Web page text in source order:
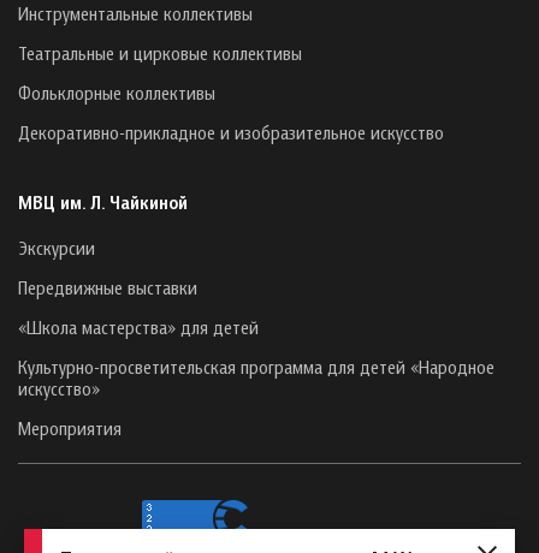
Инструментальные коллективы
Театральные и цирковые коллективы
Фольклорные коллективы
Декоративно-прикладное и изобразительное искусство
МВЦ им. Л. Чайкиной
Экскурсии
Передвижные выставки
«Школа мастерства» для детей
Культурно-просветительская программа для детей «Народное
искусство»
Мероприятия